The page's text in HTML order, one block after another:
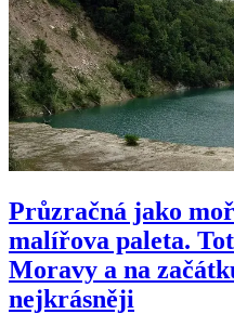
Průzračná jako
malířova paleta.
Moravy a na
nejkrásněji